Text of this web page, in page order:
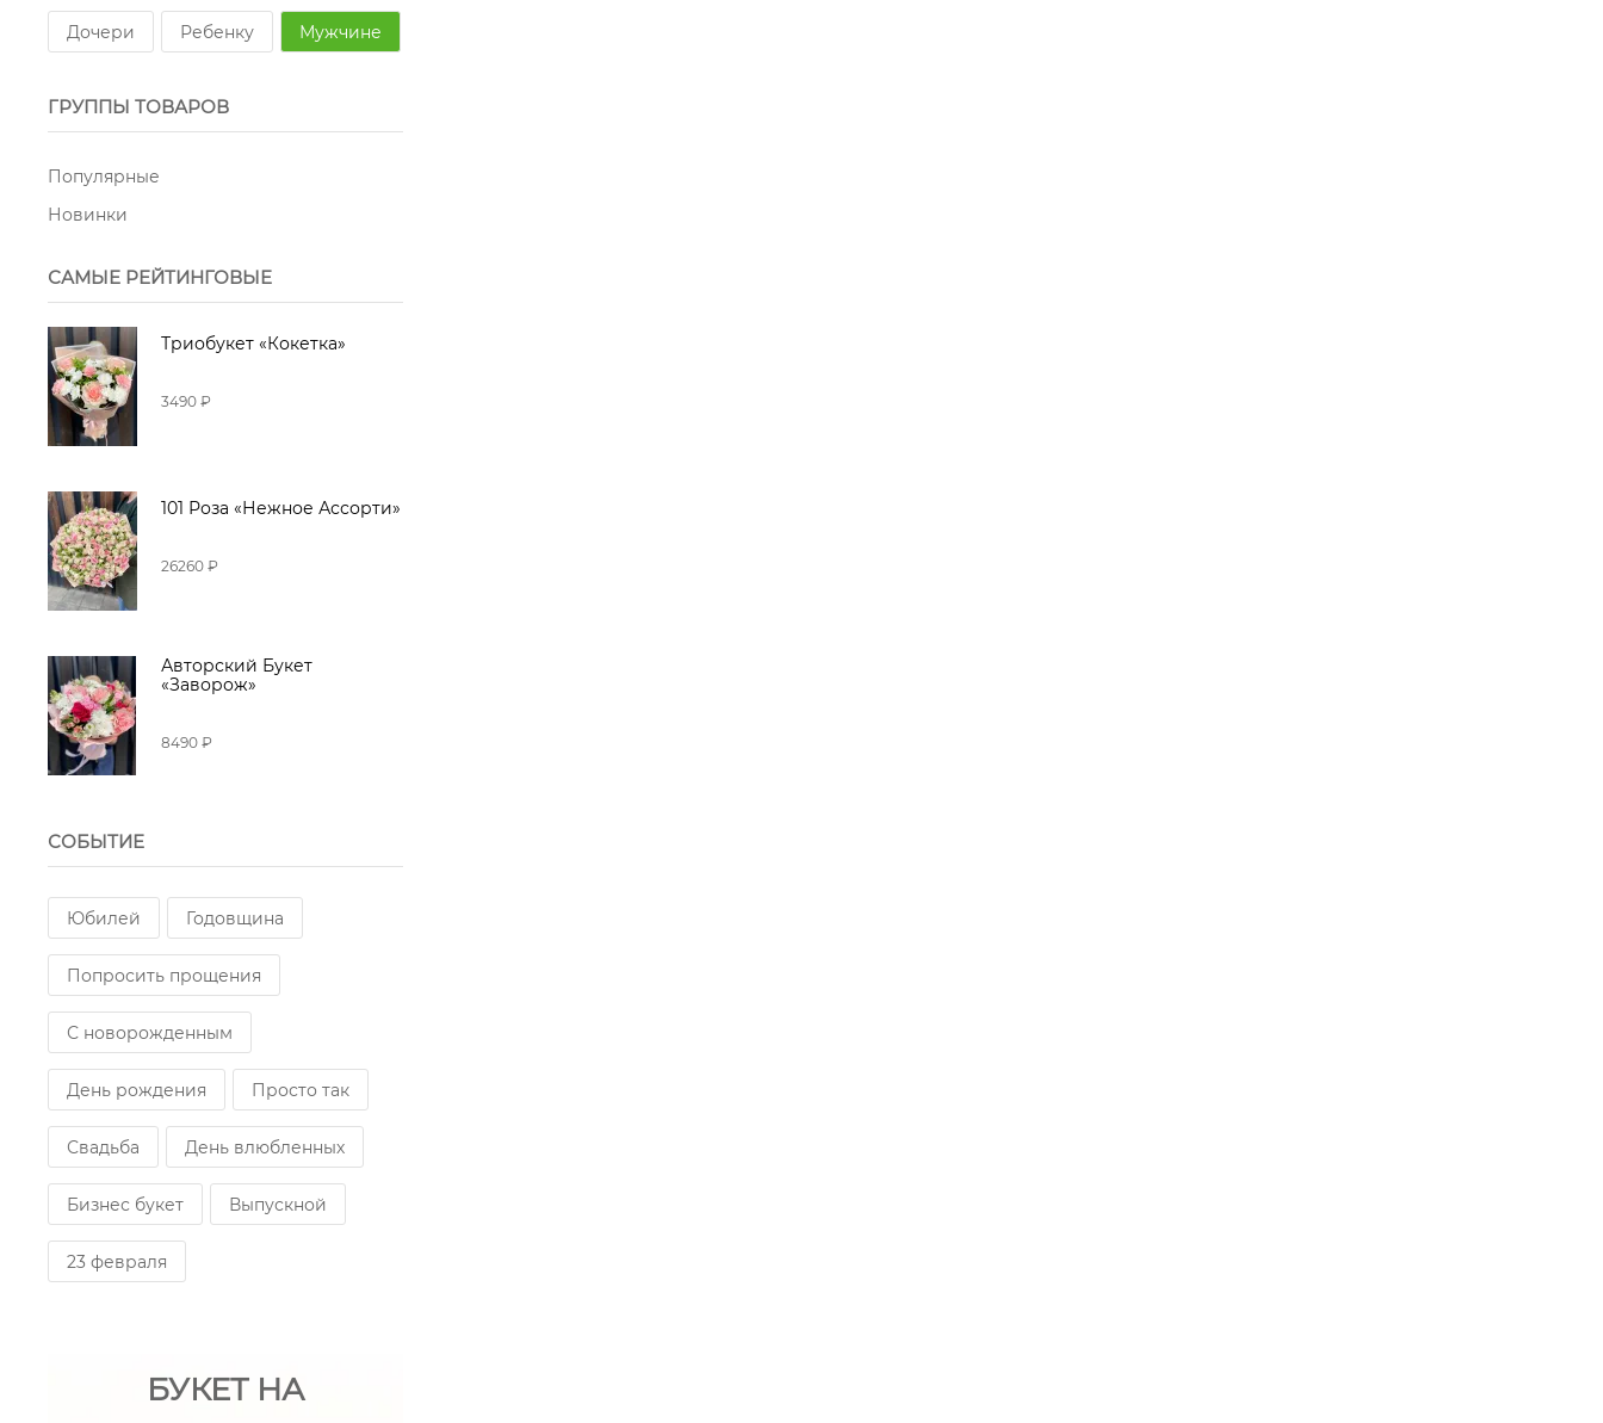
Дочери Ребенку Мужчине
ГРУППЫ ТОВАРОВ
Популярные
Новинки
САМЫЕ РЕЙТИНГОВЫЕ
Триобукет «Кокетка»
3490 ₽
101 Роза «Нежное Ассорти»
26260 ₽
Авторский Букет
«Заворож»
8490 ₽
СОБЫТИЕ
Юбилей Годовщина
Попросить прощения
С новорожденным
День рождения Просто так
Свадьба День влюбленных
Бизнес букет Выпускной
23 февраля
БУКЕТ НА